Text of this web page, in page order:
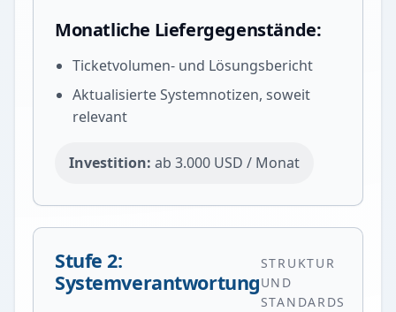
Monatliche Liefergegenstände:
Ticketvolumen- und Lösungsbericht
Aktualisierte Systemnotizen, soweit
relevant
Investition: ab 3.000 USD / Monat
Stufe 2:
Systemverantwortung
STRUKTUR
UND
STANDARDS